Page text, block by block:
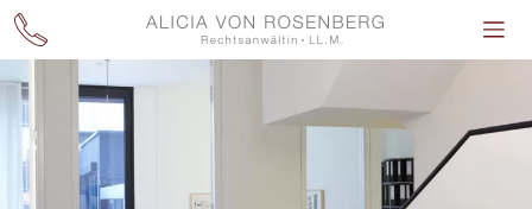
Skip
content